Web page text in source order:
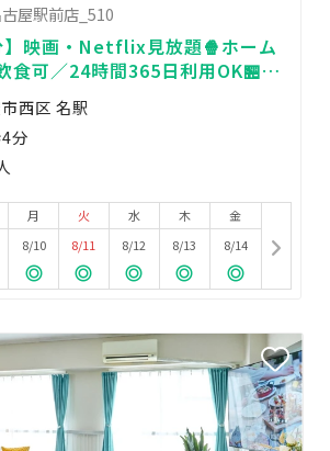
屋駅前店_510
】映画・Netflix見放題🍿ホーム
食可／24時間365日利用OK🏪高
西区 名駅
分
月
8/10
火
8/11
水
8/12
木
8/13
金
8/14